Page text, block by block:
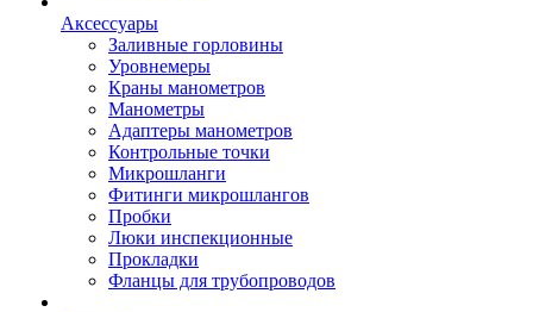
Аксессуары
Заливные горловины
Уровнемеры
Краны манометров
Манометры
Адаптеры манометров
Контрольные точки
Микрошланги
Фитинги микрошлангов
Пробки
Люки инспекционные
Прокладки
Фланцы для трубопроводов